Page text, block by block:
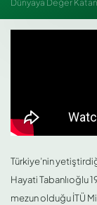
Dünyaya Değer
Türkiye’nin
Hayati Tabanlıoğlu
mezun olduğu İTÜ